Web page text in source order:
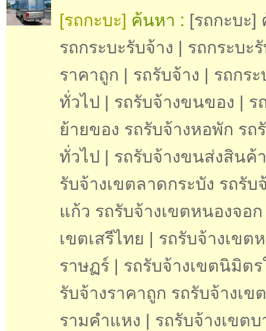
[รถกะบะ] ค้นหา : [รถกะบะ]
รถกระบะรับจ้าง | รถกระบะ
ราคาถูก | รถรับจ้าง | รถกระ
ทั่วไป | รถรับจ้างขนของ | ร
ย้ายของ รถรับจ้างหอพัก รถ
ทั่วไป | รถรับจ้างขนส่งสินค้
รับจ้างเขตลาดกระบัง รถรับ
แก้ว รถรับจ้างเขตหนองจอก
เขตเสรีไทย | รถรับจ้างเขต
ราษฏร์ | รถรับจ้างเขตนิมิต
รับจ้างราคาถูก รถรับจ้างเขต
รามคำแหง | รถรับจ้างเขตบ